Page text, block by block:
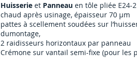
Huisserie et Panneau en tôle pliée E24-
chaud après usinage, épaisseur 70 μm
pattes à scellement soudées sur
dumontage,
2 raidisseurs horizontaux par panneau
Crémone sur vantail semi-fixe (pour les